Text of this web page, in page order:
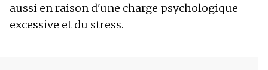
aussi en raison d'une charge psychologique
excessive et du stress.